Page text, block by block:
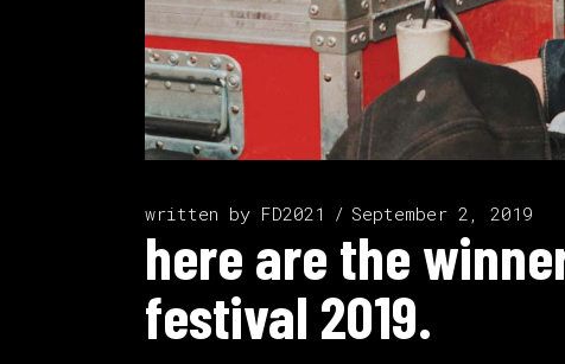
written by FD2021 September 2, 2019
here are the
festival 2019.